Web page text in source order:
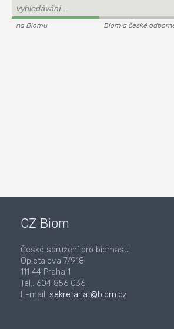
na Biomu Biom a české
CZ Biom
České sdružení pro biomasu
Opletalova 7/918
111 44 Praha 1
Tel.: 604 856 036
E-mail: sekretariat@biom.cz